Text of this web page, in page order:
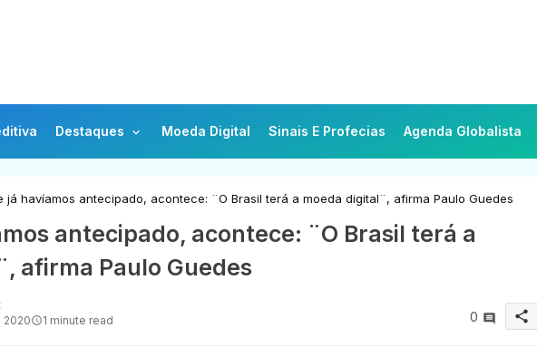
Destaques Moeda Digital Sinais E Profecias Agenda Globalista
já havíamos antecipado, acontece: ¨O Brasil terá a moeda digital¨, afirma Paulo Guedes
antecipado, acontece: ¨O Brasil terá a
afirma Paulo Guedes
2020
1 minute read 0 share